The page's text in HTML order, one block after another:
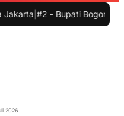
-Bupati Bogor Rudi
2026